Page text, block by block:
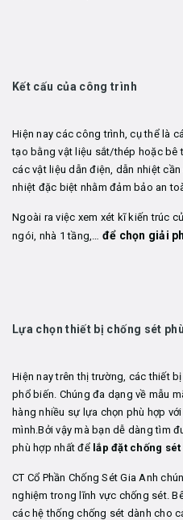
Kết cấu của công trình
Hiện nay các công trình, cụ thể là
tạo bằng vật liệu sắt/thép hoặc bê
các vật liệu dẫn điện, dẫn nhiệt
nhiệt đặc biệt nhằm đảm bảo an
Ngoài ra việc xem xét kĩ kiến trúc
ngói, nhà 1 tầng,… để chọn giải
Lựa chọn thiết bị chống sét
Hiện nay trên thị trường, các thiết
phổ biến. Chúng đa dạng về mẫu
hàng nhiều sự lựa chọn phù hợp
mình.Bởi vậy mà bạn dễ dàng tìm
phù hợp nhất để lắp đặt chống
CT Cổ Phần Chống Sét Gia Anh
nghiệm trong lĩnh vực chống sét.
các hệ thống chống sét dành cho